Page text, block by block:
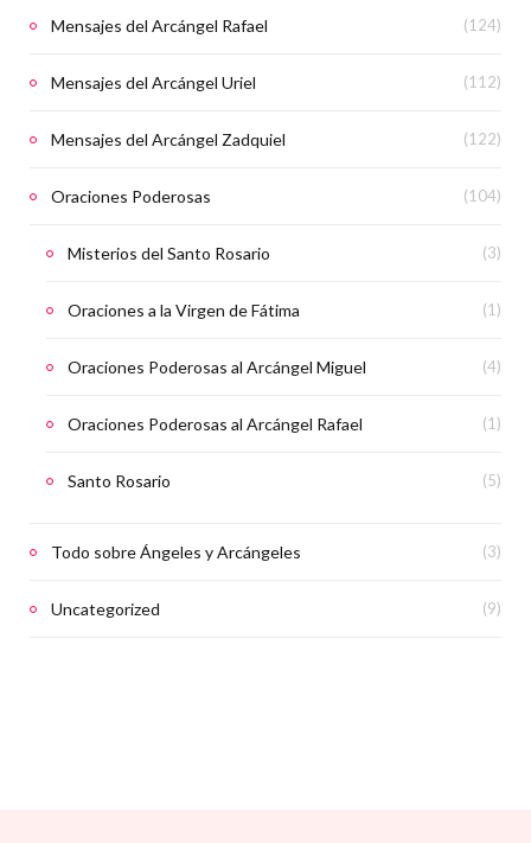
Mensajes del Arcángel Rafael (124)
Mensajes del Arcángel Uriel (112)
Mensajes del Arcángel Zadquiel (122)
Oraciones Poderosas (104)
Misterios del Santo Rosario (3)
Oraciones a la Virgen de Fátima (1)
Oraciones Poderosas al Arcángel Miguel (4)
Oraciones Poderosas al Arcángel Rafael (1)
Santo Rosario (5)
Todo sobre Ángeles y Arcángeles (3)
Uncategorized (9)